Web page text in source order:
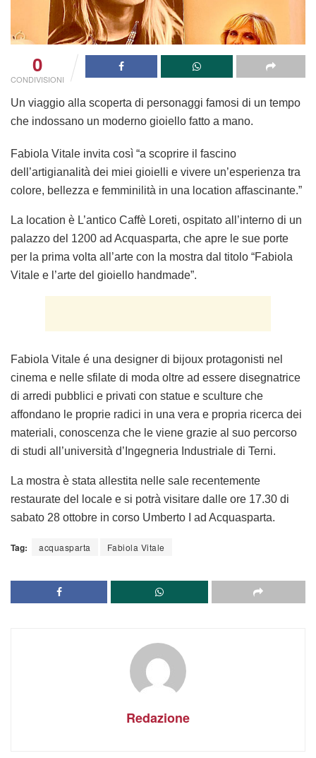
0
CONDIVISIONI
Un viaggio alla scoperta di personaggi famosi di un tempo
che indossano un moderno gioiello fatto a mano.
Fabiola Vitale invita così “a scoprire il fascino
dell’artigianalità dei miei gioielli e vivere un’esperienza tra
colore, bellezza e femminilità in una location affascinante.”
La location è L’antico Caffè Loreti, ospitato all’interno di un
palazzo del 1200 ad Acquasparta, che apre le sue porte
per la prima volta all’arte con la mostra dal titolo “Fabiola
Vitale e l’arte del gioiello handmade”.
Fabiola Vitale é una designer di bijoux protagonisti nel
cinema e nelle sfilate di moda oltre ad essere disegnatrice
di arredi pubblici e privati con statue e sculture che
affondano le proprie radici in una vera e propria ricerca dei
materiali, conoscenza che le viene grazie al suo percorso
di studi all’università d’Ingegneria Industriale di Terni.
La mostra è stata allestita nelle sale recentemente
restaurate del locale e si potrà visitare dalle ore 17.30 di
sabato 28 ottobre in corso Umberto I ad Acquasparta.
Tag: acquasparta Fabiola Vitale
Redazione